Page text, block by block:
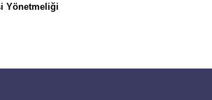
Yönetmeliği